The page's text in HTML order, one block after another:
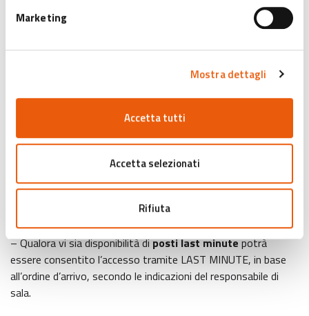
Marketing
Mostra dettagli
Accetta tutti
Accetta selezionati
Rifiuta
– Eventuali proiezioni sovrapposte ad altre prenotazioni già
confermate, sono prenotabili cliccando sul
prenotabili con il proprio accredito o per cui è al momento
esaurita la disponibilità di posti.
– Lacancellazione della prenotazioneè effettuabile al
massimo fino a 30 minuti prima dell’inizio della proiezione
l’inserimento automatico nellablack listper 24 ore (6 no
show = black list): in quest’arco temporale non sarà quindi
possibile effettuare ulteriori prenotazioni.
– Qualora vi sia disponibilità diposti last minutepotrà
essere consentito l’accesso tramite LAST MINUTE, in base
all’ordine d’arrivo, secondo le indicazioni del responsabile di
sala.